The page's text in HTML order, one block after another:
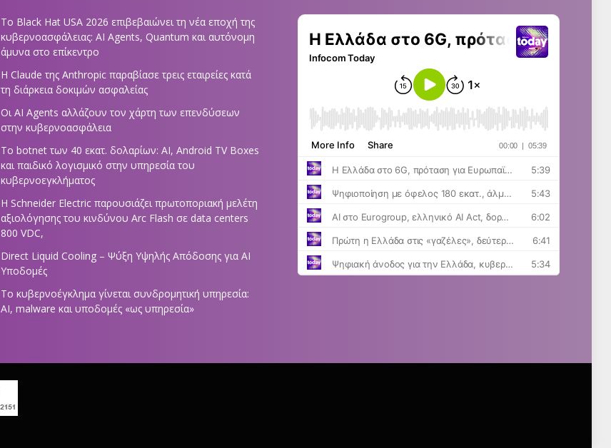
Το Black Hat USA 2026 επιβεβαιώνει τη νέα εποχή της
κυβερνοασφάλειας: AI Agents, Quantum και αυτόνομη
άμυνα στο επίκεντρο
Η Claude της Anthropic παραβίασε τρεις εταιρείες κατά
τη διάρκεια δοκιμών ασφαλείας
Οι AI Agents αλλάζουν τον χάρτη των επενδύσεων
στην κυβερνοασφάλεια
Το botnet των 40 εκατ. δολαρίων: AI, Android TV Boxes
και παιδικό λογισμικό στην υπηρεσία του
κυβερνοεγκλήματος
Η Schneider Electric παρουσιάζει πρωτοποριακή μελέτη
αξιολόγησης του κινδύνου Arc Flash σε data centers
800 VDC,
Direct Liquid Cooling – Ψύξη Υψηλής Απόδοσης για AI
Υποδομές
Το κυβερνοέγκλημα γίνεται συνδρομητική υπηρεσία:
AI, malware και υποδομές «ως υπηρεσία»